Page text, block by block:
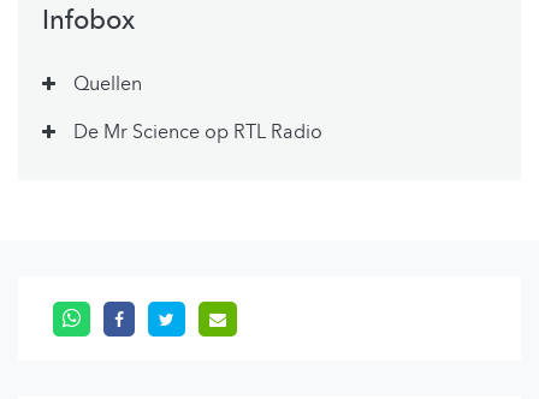
Infobox
Quellen
De Mr Science op RTL Radio